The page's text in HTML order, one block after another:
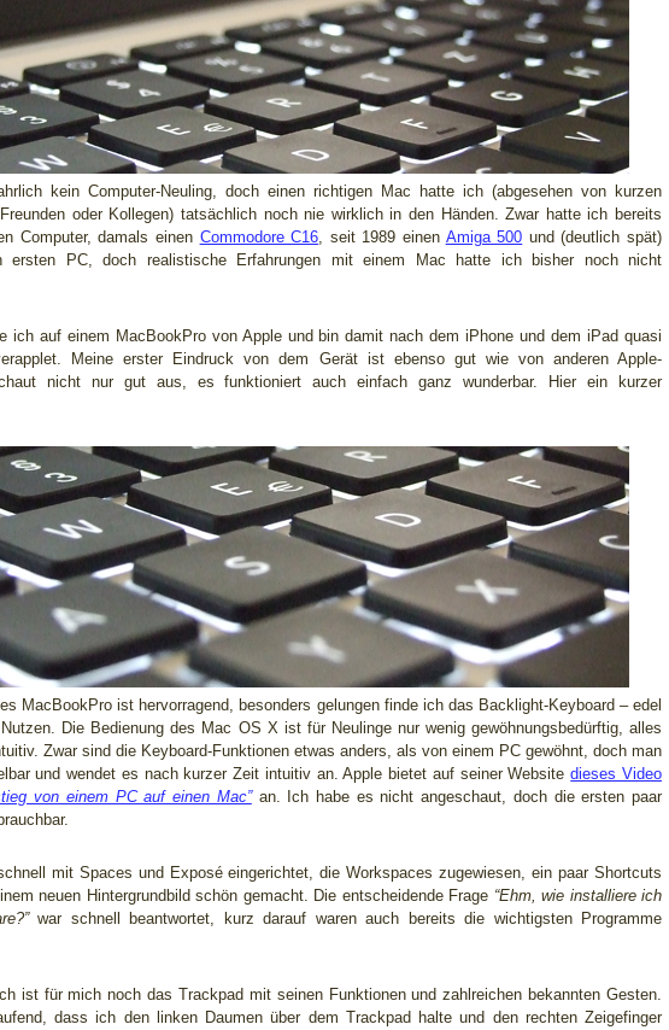
kein Computer-Neuling, doch einen richtigen Mac hatte ich (abgesehen von kurzen
oder Kollegen) tatsächlich noch nie wirklich in den Händen. Zwar hatte ich bereits
Computer, damals einen Commodore C16, seit 1989 einen Amiga 500 und (deutlich spät)
ersten PC, doch realistische Erfahrungen mit einem Mac hatte ich bisher noch nicht
ich auf einem MacBookPro von Apple und bin damit nach dem iPhone und dem iPad quasi
Meine erster Eindruck von dem Gerät ist ebenso gut wie von anderen Apple-
nicht nur gut aus, es funktioniert auch einfach ganz wunderbar. Hier ein kurzer
MacBookPro ist hervorragend, besonders gelungen finde ich das Backlight-Keyboard – edel
Die Bedienung des Mac OS X ist für Neulinge nur wenig gewöhnungsbedürftig, alles
Zwar sind die Keyboard-Funktionen etwas anders, als von einem PC gewöhnt, doch man
und wendet es nach kurzer Zeit intuitiv an. Apple bietet auf seiner Websitedieses Video
von einem PC auf einen Mac”an. Ich habe es nicht angeschaut, doch die ersten paar
mit Spaces und Exposé eingerichtet, die Workspaces zugewiesen, ein paar Shortcuts
neuen Hintergrundbild schön gemacht. Die entscheidende Frage “Ehm, wie installiere ich
war schnell beantwortet, kurz darauf waren auch bereits die wichtigsten Programme
ist für mich noch das Trackpad mit seinen Funktionen und zahlreichen bekannten Gesten.
dass ich den linken Daumen über dem Trackpad halte und den rechten Zeigefinger